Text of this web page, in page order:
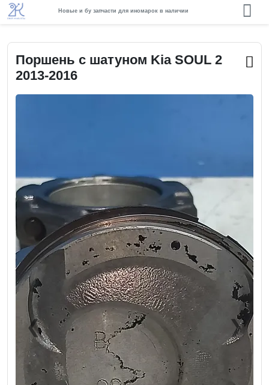
Новые и бу запчасти для иномарок в наличии
Поршень с шатуном Kia SOUL 2
2013-2016
❮
Previous ❯
Next